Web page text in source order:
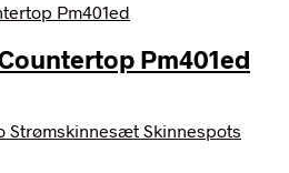
Pm401ed